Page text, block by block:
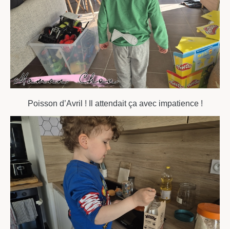
Poisson d’Avril ! Il attendait ça avec impatience !